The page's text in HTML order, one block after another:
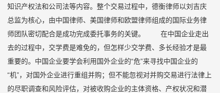
知识产权法和公司法等内容。整个交易过程中，德衡律师以刘吉庆
总监为核心，由中国律师、美国律师和欧盟律师组成的国际业务律
师团队密切配合是成功完成委托事务的关键。 在中国企业走出
去的过程中，交学费是难免的，但怎样少交学费、多长经验才是最
重要的。中国企业要学会利用国外企业的“危”来寻找中国企业的
“机”，对国外企业进行重组并购；但不能忽视对并购交易进行法律上
的尽职调查和风险评估，对被收购企业的主体资格、产权状况和潜